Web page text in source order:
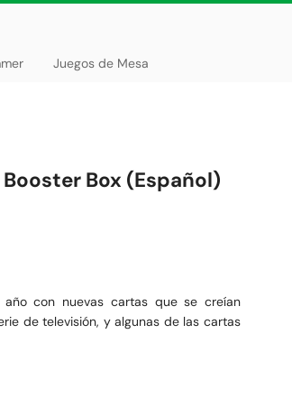
Juegos de Mesa
Box (Español)
con nuevas cartas que se creían
de televisión, y algunas de las cartas